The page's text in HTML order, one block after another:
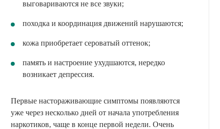
выговариваются не все звуки;
походка и координация движений нарушаются;
кожа приобретает сероватый оттенок;
память и настроение ухудшаются, нередко
возникает депрессия.
Первые настораживающие симптомы появляются
уже через несколько дней от начала употребления
наркотиков, чаще в конце первой недели. Очень